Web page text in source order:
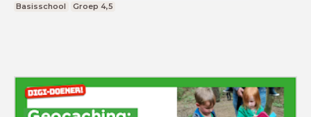
Basisschool
Groep 4,5